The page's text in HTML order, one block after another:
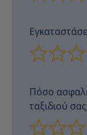
Πόσο
ταξιδιού